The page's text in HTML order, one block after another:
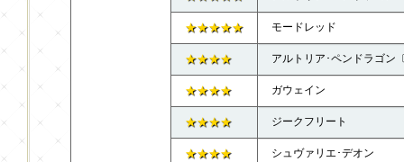
★★★★★ モードレッド
★★★★ アルトリア･ペンドラゴン
★★★★ ガウェイン
★★★★ ジークフリート
★★★★ シュヴァリエ･デオン